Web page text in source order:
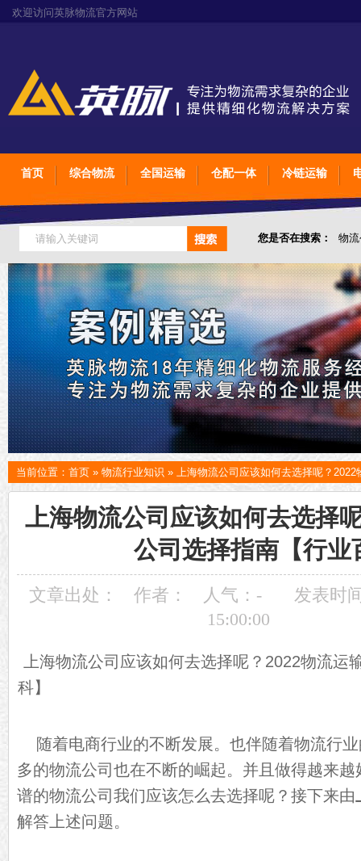
欢迎访问英脉物流官方网站
首页 综合物流 全国运输 仓配一体 冷链运输
您是否在搜索： 物
仓储综合专业定制物
当前位置： 首页 » 物流行业知识 » 上海物流公司应该如何去选择呢？
上海物流公司应该如何去选择
公司选择指南【行业
文章出处： 作者： 人气： -
发表时
15:00:00
上海物流公司应该如何去选择呢？2022物流运
科】
随着电商行业的不断发展。也伴随着物流行
多的物流公司也在不断的崛起。并且做得越来
谱的物流公司我们应该怎么去选择呢？接下来由
解答上述问题。